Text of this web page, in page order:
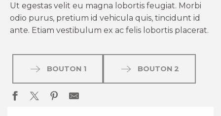
Ut egestas velit eu magna lobortis feugiat. Morbi
odio purus, pretium id vehicula quis, tincidunt id
ante. Etiam vestibulum ex ac felis lobortis placerat.
BOUTON 1 BOUTON 2